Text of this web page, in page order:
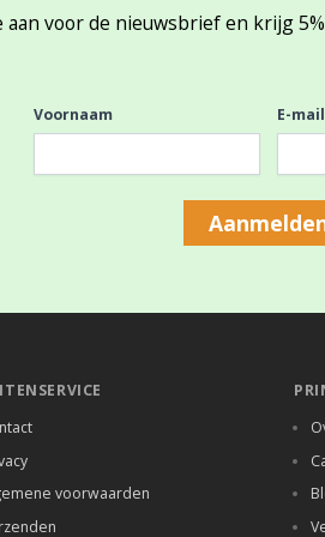
aan voor de nieuwsbrief en krijg
Voornaam E-mail
voorwaarden